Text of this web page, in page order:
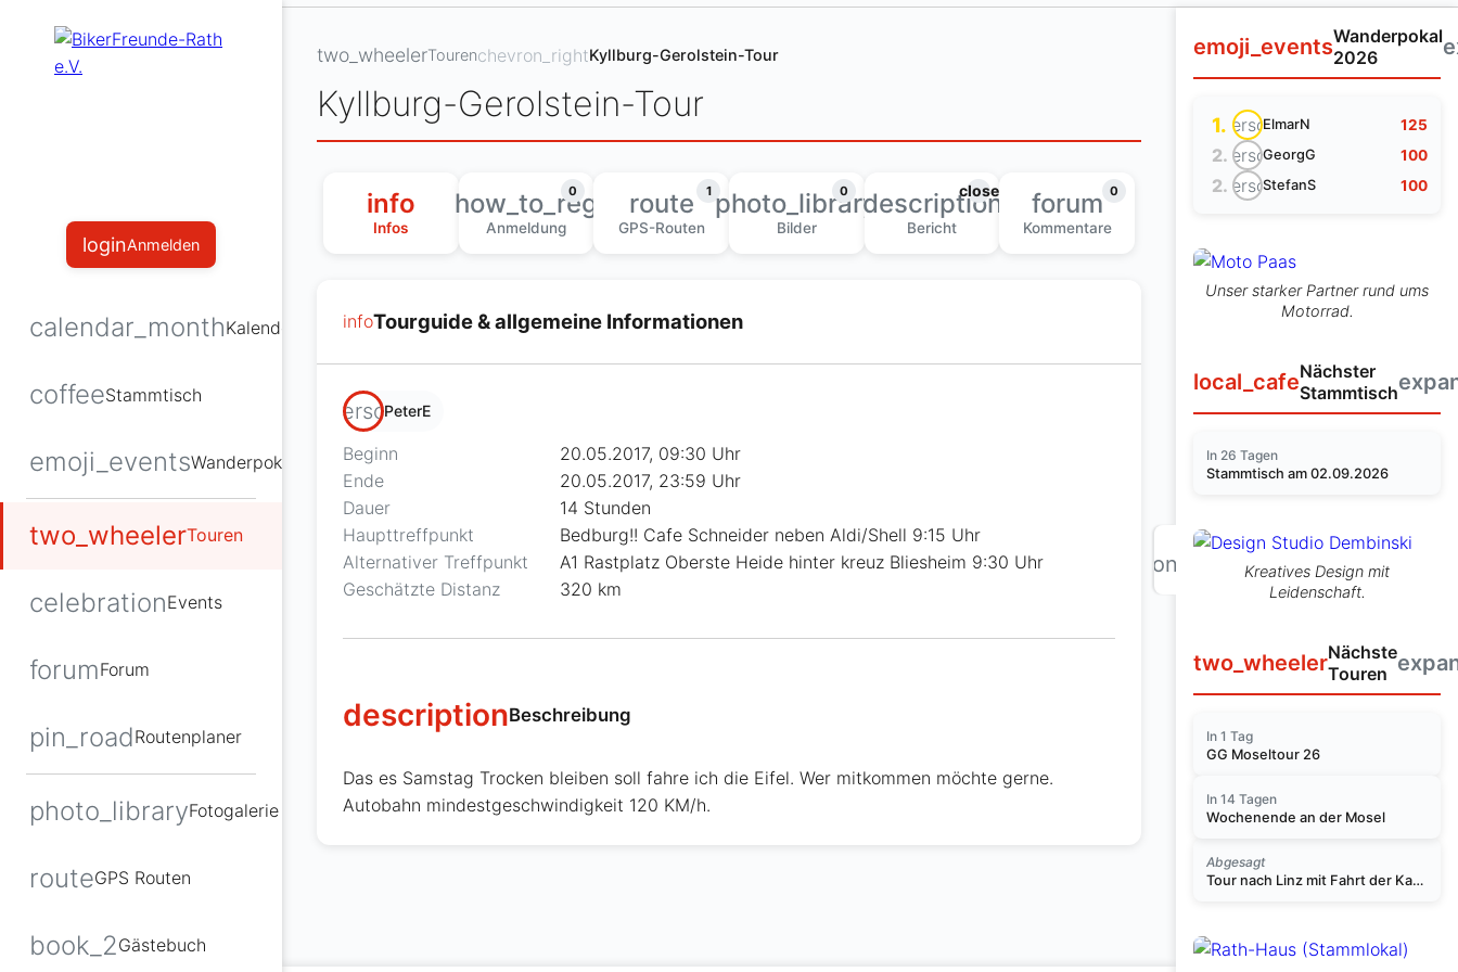
loginAnmelden
calendar_monthKalender
coffeeStammtisch
emoji_eventsWanderpokal
two_wheelerTouren
celebrationEvents
forumForum
pin_roadRoutenplaner
photo_libraryFotogalerie
routeGPS Routen
book_2Gästebuch
two_wheelerTourenchevron_rightKyllburg-Gerolstein-Tour
Kyllburg-Gerolstein-Tour
info
Infos
how_to_reg
Anmeldung
0 route
GPS-Routen
1 photo_library
Bilder
0 description
Bericht
close forum
Kommentare
0
infoTourguide & allgemeine Informationen
personPeterE
Beginn
20.05.2017, 09:30 Uhr
Ende
20.05.2017, 23:59 Uhr
Dauer
14 Stunden
Haupttreffpunkt
Bedburg!! Cafe Schneider neben Aldi/Shell 9:15 Uhr
Alternativer Treffpunkt
A1 Rastplatz Oberste Heide hinter kreuz Bliesheim 9:30 Uhr
Geschätzte Distanz
320 km
descriptionBeschreibung
Das es Samstag Trocken bleiben soll fahre ich die Eifel. Wer mitkommen möchte gerne.
Autobahn mindestgeschwindigkeit 120 KM/h.
chevron_right
emoji_eventsWanderpokal
2026
1.personElmarN 125
2.personGeorgG 100
2.personStefanS 100
Unser starker Partner rund ums
Motorrad.
local_cafeNächster
Stammtisch
In 26 Tagen
Stammtisch am 02.09.2026
Kreatives Design mit
Leidenschaft.
two_wheelerNächste
Touren
In 1 Tag
GG Moseltour 26
In 14 Tagen
Wochenende an der Mosel
Abgesagt
Tour nach Linz mit Fahrt der Kasbachtalbahn am 14.11.2026